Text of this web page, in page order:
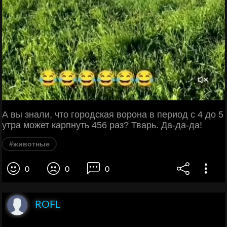
А вы знали, что городская ворона в период с 4 до 5
утра может карпнуть 456 раз? Тварь. Да-да-да!
#животные
0 0 0
ROFL